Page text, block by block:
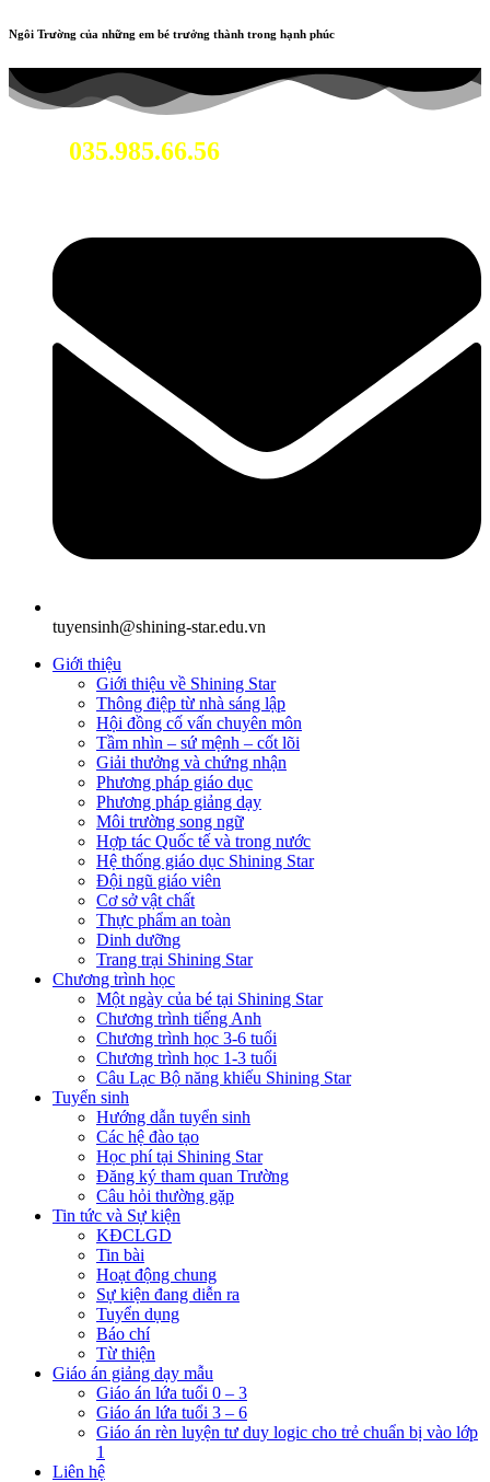
Ngôi Trường của những em bé trưởng thành trong hạnh phúc
035.985.66.56
tuyensinh@shining-star.edu.vn
Giới thiệu
Giới thiệu về Shining Star
Thông điệp từ nhà sáng lập
Hội đồng cố vấn chuyên môn
Tầm nhìn – sứ mệnh – cốt lõi
Giải thưởng và chứng nhận
Phương pháp giáo dục
Phương pháp giảng dạy
Môi trường song ngữ
Hợp tác Quốc tế và trong nước
Hệ thống giáo dục Shining Star
Đội ngũ giáo viên
Cơ sở vật chất
Thực phẩm an toàn
Dinh dưỡng
Trang trại Shining Star
Chương trình học
Một ngày của bé tại Shining Star
Chương trình tiếng Anh
Chương trình học 3-6 tuổi
Chương trình học 1-3 tuổi
Câu Lạc Bộ năng khiếu Shining Star
Tuyển sinh
Hướng dẫn tuyển sinh
Các hệ đào tạo
Học phí tại Shining Star
Đăng ký tham quan Trường
Câu hỏi thường gặp
Tin tức và Sự kiện
KĐCLGD
Tin bài
Hoạt động chung
Sự kiện đang diễn ra
Tuyển dụng
Báo chí
Từ thiện
Giáo án giảng dạy mẫu
Giáo án lứa tuổi 0 – 3
Giáo án lứa tuổi 3 – 6
Giáo án rèn luyện tư duy logic cho trẻ chuẩn bị vào lớp
1
Liên hệ